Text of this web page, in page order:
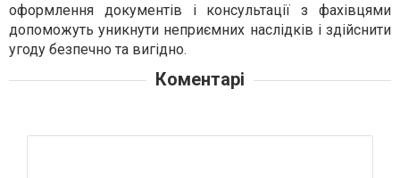
оформлення документів і консультації з фахівцями
допоможуть уникнути неприємних наслідків і здійснити
угоду безпечно та вигідно.
Коментарі